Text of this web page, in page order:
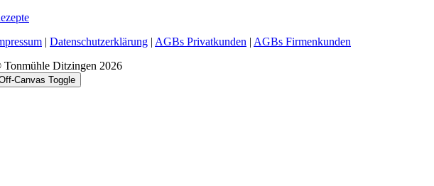
| Datenschutzerklärung | AGBs Privatkunden | AGBs Firmenkunden
Ditzingen 2026
Canvas Toggle